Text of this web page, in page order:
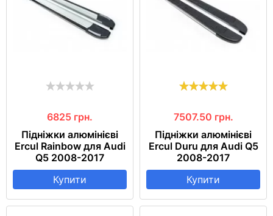
6825 грн.
Підніжки алюмінієві
Ercul Rainbow для Audi
Q5 2008-2017
Купити
7507.50 грн.
Підніжки алюмінієві
Ercul Duru для Audi Q5
2008-2017
Купити